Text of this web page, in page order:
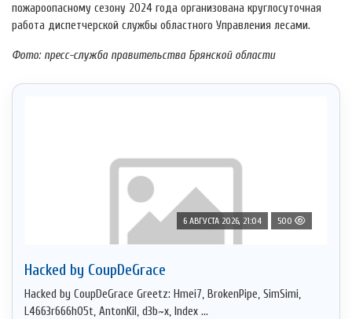
пожароопасному сезону 2024 года организована круглосуточная
работа диспетчерской службы областного Управления лесами.
Фото: пресс-служба правительства Брянской области
6 АВГУСТА 2026, 21:04 500
Hacked by CoupDeGrace
Hacked by CoupDeGrace Greetz: Hmei7, BrokenPipe, SimSimi,
L4663r666h05t, AntonKil, d3b~x, Index ...